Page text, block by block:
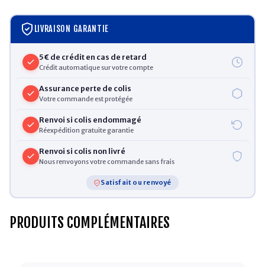
LIVRAISON GARANTIE
5€ de crédit en cas de retard
Crédit automatique sur votre compte
Assurance perte de colis
Votre commande est protégée
Renvoi si colis endommagé
Réexpédition gratuite garantie
Renvoi si colis non livré
Nous renvoyons votre commande sans frais
Satisfait ou renvoyé
PRODUITS COMPLÉMENTAIRES